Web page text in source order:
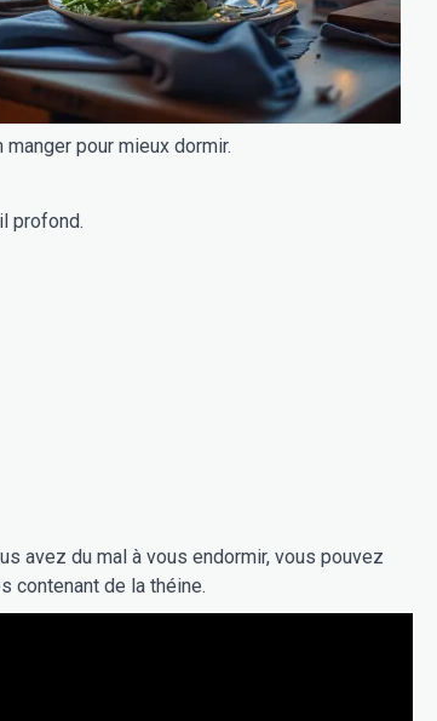
manger pour mieux dormir.
profond.
avez du mal à vous endormir, vous pouvez
contenant de la théine.